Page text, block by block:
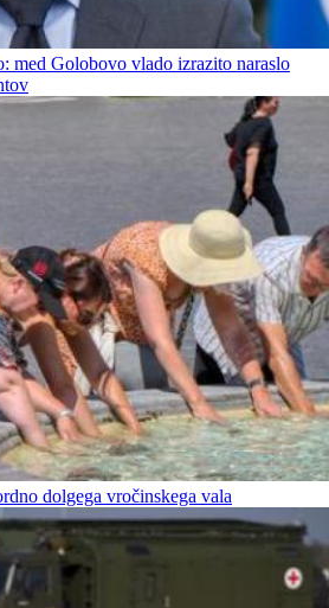
med Golobovo vlado izrazito naraslo
dolgega vročinskega vala